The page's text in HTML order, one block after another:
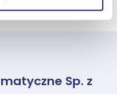
Sp. z